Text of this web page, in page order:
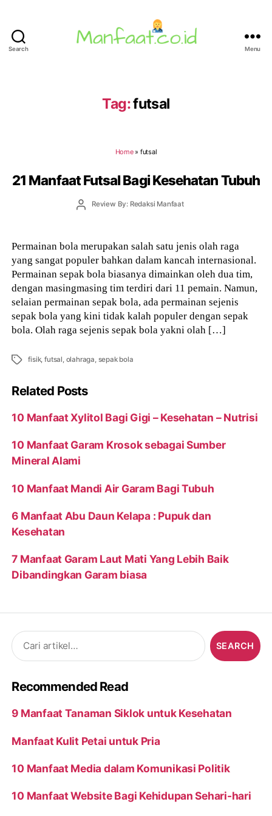
Search Menu
Tag:futsal
Home» futsal
21 Manfaat Futsal Bagi Kesehatan Tubuh
PostReview By: Redaksi Manfaat
Permainan bola merupakan salah satu jenis olah raga
yang sangat populer bahkan dalam kancah internasional.
Permainan sepak bola biasanya dimainkan oleh dua tim,
dengan masingmasing tim terdiri dari 11 pemain. Namun,
selaian permainan sepak bola, ada permainan sejenis
sepak bola yang kini tidak kalah populer dengan sepak
bola. Olah raga sejenis sepak bola yakni olah […]
Tags fisik,futsal, olahraga, sepak bola
Related Posts
10 Manfaat Xylitol Bagi Gigi – Kesehatan – Nutrisi
10 Manfaat Garam Krosok sebagai Sumber
Mineral Alami
10 Manfaat Mandi Air Garam Bagi Tubuh
6 Manfaat Abu Daun Kelapa : Pupuk dan
Kesehatan
7 Manfaat Garam Laut Mati Yang Lebih Baik
Dibandingkan Garam biasa
Search
for:
Recommended Read
9 Manfaat Tanaman Siklok untuk Kesehatan
Manfaat Kulit Petai untuk Pria
10 Manfaat Media dalam Komunikasi Politik
10 Manfaat Website Bagi Kehidupan Sehari-hari